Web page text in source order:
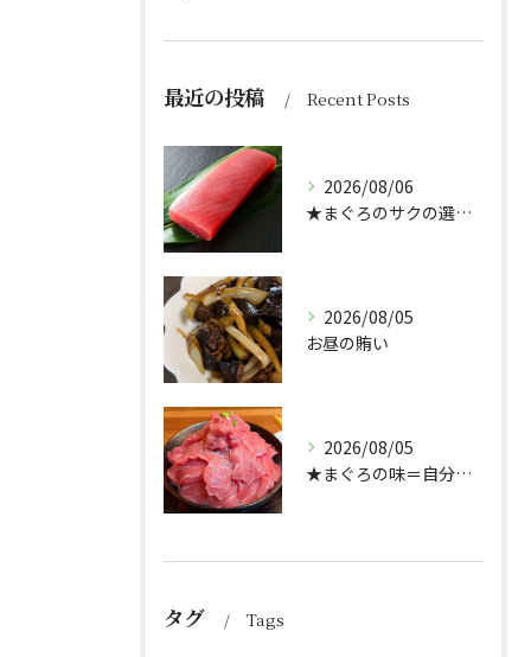
最近の投稿 Recent Posts
2026/08/06
★まぐろのサクの選び方★（どんぶり屋まぐろ大将）
2026/08/05
お昼の賄い
2026/08/05
★まぐろの味＝自分好み？★
タグ Tags